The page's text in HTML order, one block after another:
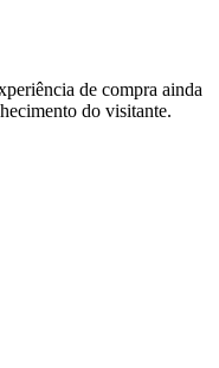
de compra ainda
do visitante.